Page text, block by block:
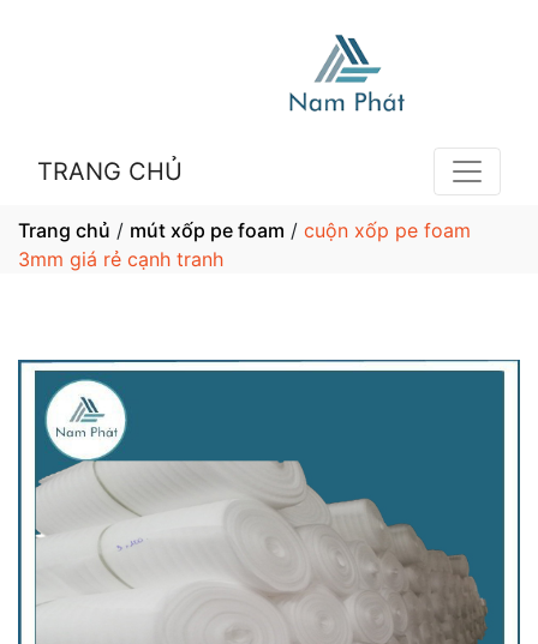
TRANG CHỦ
Trang chủ / mút xốp pe foam / cuộn xốp pe foam
3mm giá rẻ cạnh tranh